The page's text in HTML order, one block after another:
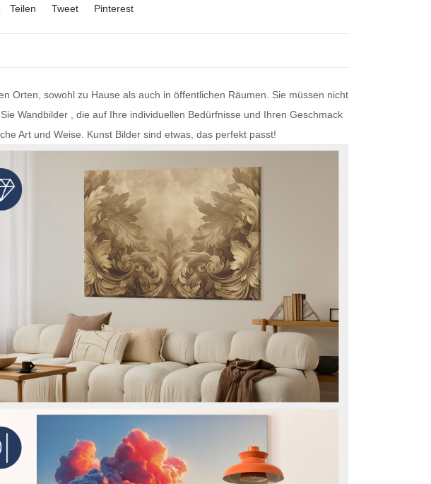
Teilen Tweet Pinterest
Orten, sowohl zu Hause als auch in öffentlichen Räumen. Sie müssen nicht
Wandbilder , die auf Ihre individuellen Bedürfnisse und Ihren Geschmack
Art und Weise. Kunst Bilder sind etwas, das perfekt passt!